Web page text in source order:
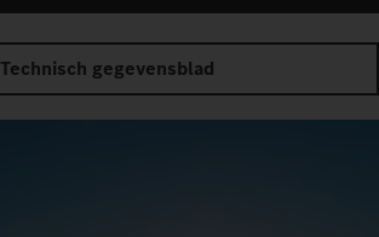
Technisch gegevensblad